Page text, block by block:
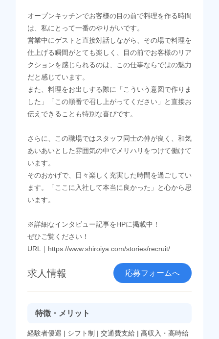
オープンキッチンでお客様の目の前で料理を作る時間
は、私にとって一番のやりがいです。
営業中にゲストと直接対話しながら、その場で料理を
仕上げる瞬間がとても楽しく、目の前でお客様のリア
クションを感じられるのは、この仕事ならではの魅力
だと感じています。
また、料理をお出しする際に「こういう意図で作りま
した」「この順番で召し上がってください」と直接お
伝えできることも特別な喜びです。
さらに、この職場ではスタッフ同士の仲が良く、和気
あいあいとした雰囲気の中でメリハリをつけて働けて
います。
そのおかげで、日々楽しく充実した時間を過ごしてい
ます。「ここに入社して本当に良かった」と心から思
います。
※詳細なインタビュー記事をHPに掲載中！
ぜひご覧ください！
URL｜https://www.shiroiya.com/stories/recruit/
求人情報 応募フォームへ
特徴・メリット
経験者優遇 | シフト制 | 交通費支給 | 高収入・高時給